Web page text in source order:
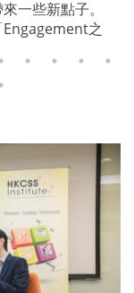
一些新點子。
之